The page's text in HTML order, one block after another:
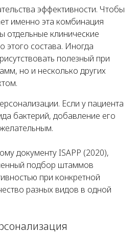
эффективности. Чтобы
именно эта комбинация
отдельные клинические
этого состава. Иногда
полезный при
но и несколько других
Если у пациента
бактерий, добавление его
документу ISAPP (2020),
подбор штаммов
при конкретной
разных видов в одной